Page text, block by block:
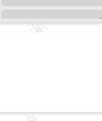
آسمان۶۵
آنا تاد